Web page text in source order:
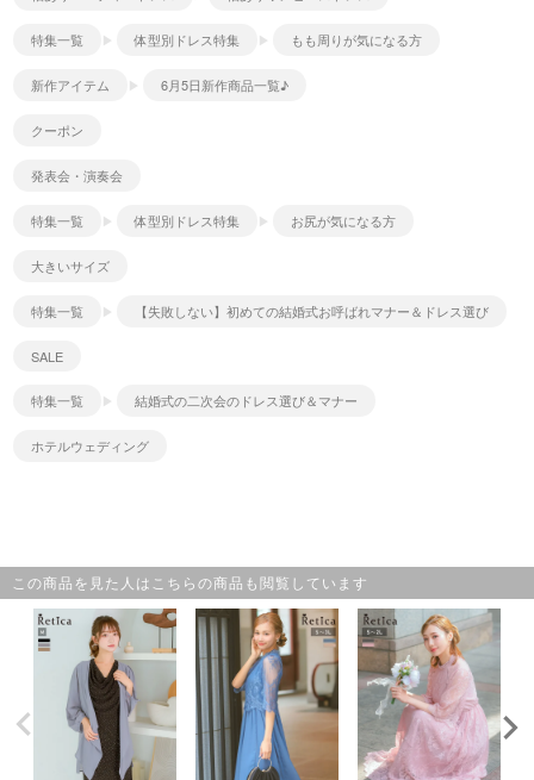
特集一覧 体型別ドレス特集 もも周りが気になる方
新作アイテム 6月5日新作商品一覧♪
クーポン
発表会・演奏会
特集一覧 体型別ドレス特集 お尻が気になる方
大きいサイズ
特集一覧 【失敗しない】初めての結婚式お呼ばれマナー＆ドレス選び
SALE
特集一覧 結婚式の二次会のドレス選び＆マナー
ホテルウェディング
この商品を見た人はこちらの商品も閲覧しています